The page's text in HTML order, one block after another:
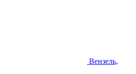
Вензель,